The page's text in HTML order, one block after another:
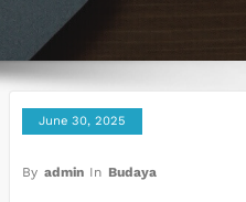
June 30, 2025
By admin In Budaya